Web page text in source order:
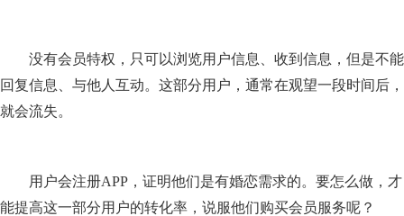
没有会员特权，只可以浏览用户信息、收到信息，但是不能
回复信息、与他人互动。这部分用户，通常在观望一段时间后，
就会流失。
用户会注册APP，证明他们是有婚恋需求的。要怎么做，才
能提高这一部分用户的转化率，说服他们购买会员服务呢？